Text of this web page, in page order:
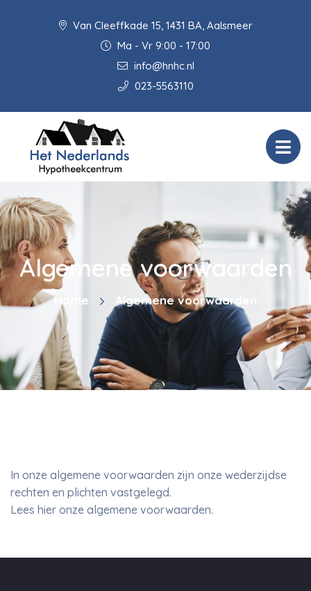
Van Cleeffkade 15, 1431 BA, Aalsmeer
Ma - Vr 9:00 - 17:00
info@hnhc.nl
023-5563110
Algemene voorwaarden
Home Algemene voorwaarden
In onze algemene voorwaarden zijn onze wederzijdse
rechten en plichten vastgelegd.
Lees hier onze algemene voorwaarden.